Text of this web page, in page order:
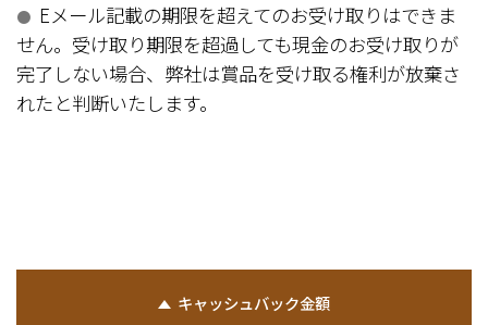
● Eメール記載の期限を超えてのお受け取りはできま
せん。受け取り期限を超過しても現金のお受け取りが
完了しない場合、弊社は賞品を受け取る権利が放棄さ
れたと判断いたします。
キャッシュバック金額